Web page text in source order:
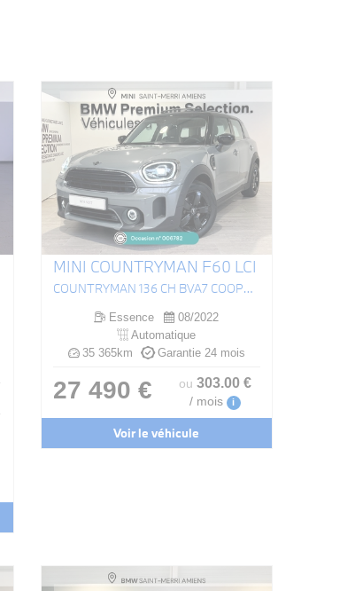
MINI COUNTRYMAN F60 LCI
COUNTRYMAN 136 CH BVA7 COOPER EDITION PREMIUM PLUS
Essence
08/2022
Automatique
35 365km
Garantie 24 mois
27 490 € ou 303.00 €
/ mois i
Voir le véhicule